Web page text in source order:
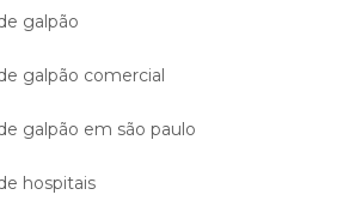
galpão
galpão comercial
galpão em são paulo
hospitais